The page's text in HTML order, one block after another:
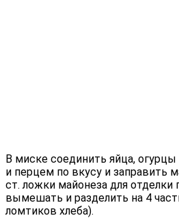
В миске соединить яйца,
и перцем по вкусу и заправить
ст. ложки майонеза для отделки
вымешать и разделить на 4
ломтиков хлеба).